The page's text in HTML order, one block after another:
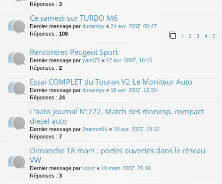
Réponses : 3
Ce samedi sur TURBO M6
Dernier message par dunantgv « 24 avr. 2007, 00:47
Réponses : 108 1 2 3 4 5
Rencontres Peugeot Sport
Dernier message par yann77 « 22 avr. 2007, 18:15
Réponses : 2
Essai COMPLET du Touran V2 Le Moniteur Auto
Dernier message par dunantgv « 18 avr. 2007, 19:30
Réponses : 24
L'auto-Journal N°722. Match des monosp. compact
diesel auto
Dernier message par Jeannot91 « 18 avr. 2007, 19:12
Réponses : 7
Dimanche 18 mars : portes ouvertes dans le réseau
VW
Dernier message par liosor « 18 mars 2007, 20:19
Réponses : 3